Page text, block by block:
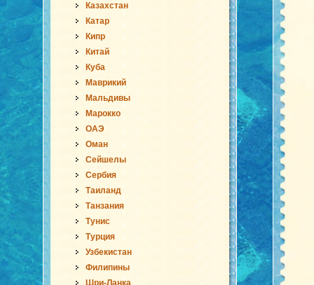
Казахстан
Катар
Кипр
Китай
Куба
Маврикий
Мальдивы
Марокко
ОАЭ
Оман
Сейшелы
Сербия
Таиланд
Танзания
Тунис
Турция
Узбекистан
Филипины
Шри-Ланка